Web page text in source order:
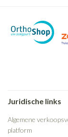
Juridische links
Algemene
platform